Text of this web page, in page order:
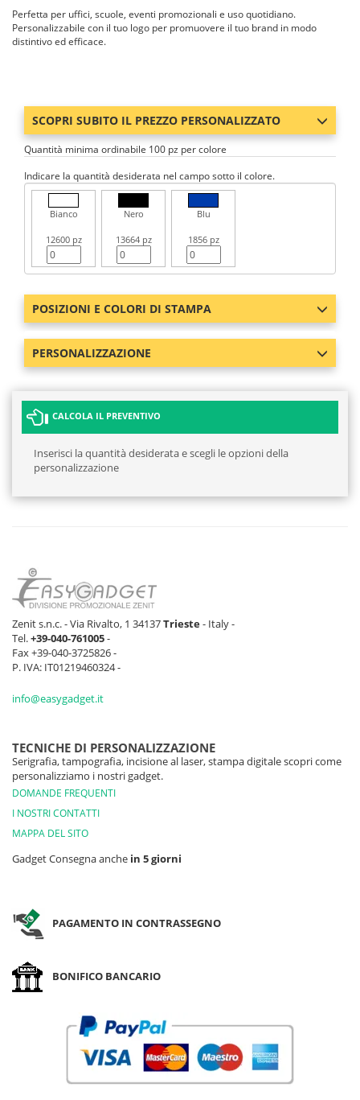
Perfetta per uffici, scuole, eventi promozionali e uso quotidiano.
Personalizzabile con il tuo logo per promuovere il tuo brand in modo
distintivo ed efficace.
SCOPRI SUBITO IL PREZZO PERSONALIZZATO
Quantità minima ordinabile 100 pz per colore
Indicare la quantità desiderata nel campo sotto il colore.
Bianco
12600 pz
Nero
13664 pz
Blu
1856 pz
POSIZIONI E COLORI DI STAMPA
PERSONALIZZAZIONE
CALCOLA IL PREVENTIVO
Inserisci la quantità desiderata e scegli le opzioni della
personalizzazione
Zenit s.n.c. - Via Rivalto, 1 34137Trieste- Italy -
Tel.+39-040-761005-
Fax +39-040-3725826 -
P. IVA: IT01219460324 -
info@easygadget.it
TECNICHE DI PERSONALIZZAZIONE
Serigrafia, tampografia, incisione al laser, stampa digitale scopri come
personalizziamo i nostri gadget.
DOMANDE FREQUENTI
I NOSTRI CONTATTI
MAPPA DEL SITO
Gadget Consegna anche in 5 giorni
PAGAMENTO IN CONTRASSEGNO
BONIFICO BANCARIO